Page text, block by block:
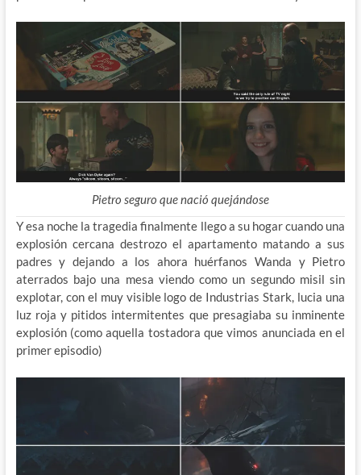
Pietro seguro que nació quejándose
Y esa noche la tragedia finalmente llego a su hogar cuando una
explosión cercana destrozo el apartamento matando a sus
padres y dejando a los ahora huérfanos Wanda y Pietro
aterrados bajo una mesa viendo como un segundo misil sin
explotar, con el muy visible logo de Industrias Stark, lucia una
luz roja y pitidos intermitentes que presagiaba su inminente
explosión (como aquella tostadora que vimos anunciada en el
primer episodio)